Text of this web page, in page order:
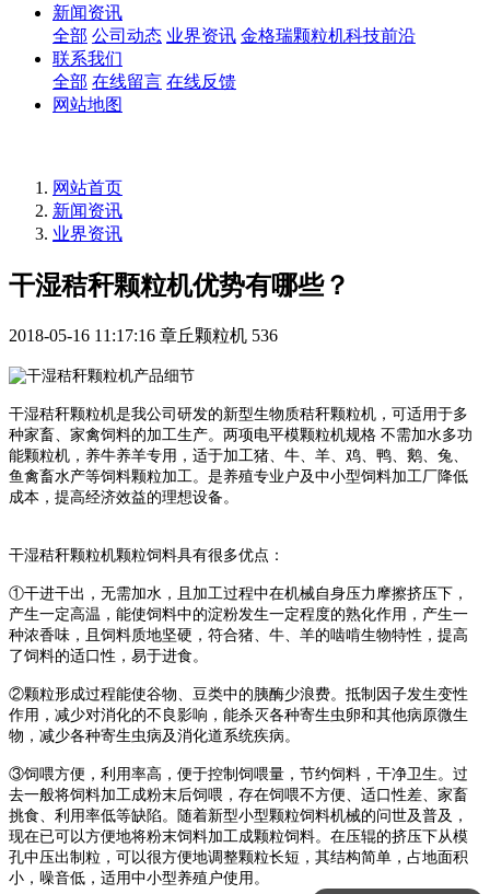
新闻资讯
全部 公司动态 业界资讯 金格瑞颗粒机科技前沿
联系我们
全部 在线留言 在线反馈
网站地图
网站首页
新闻资讯
业界资讯
干湿秸秆颗粒机优势有哪些？
2018-05-16 11:17:16 章丘颗粒机 536
干湿秸秆颗粒机是我公司研发的新型生物质秸秆颗粒机，可适用于多
种家畜、家禽饲料的加工生产。两项电平模颗粒机规格 不需加水多功
能颗粒机，养牛养羊专用，适于加工猪、牛、羊、鸡、鸭、鹅、兔、
鱼禽畜水产等饲料颗粒加工。是养殖专业户及中小型饲料加工厂降低
成本，提高经济效益的理想设备。
干湿秸秆颗粒机颗粒饲料具有很多优点：
①干进干出，无需加水，且加工过程中在机械自身压力摩擦挤压下，
产生一定高温，能使饲料中的淀粉发生一定程度的熟化作用，产生一
种浓香味，且饲料质地坚硬，符合猪、牛、羊的啮啃生物特性，提高
了饲料的适口性，易于进食。
②颗粒形成过程能使谷物、豆类中的胰酶少浪费。抵制因子发生变性
作用，减少对消化的不良影响，能杀灭各种寄生虫卵和其他病原微生
物，减少各种寄生虫病及消化道系统疾病。
③饲喂方便，利用率高，便于控制饲喂量，节约饲料，干净卫生。过
去一般将饲料加工成粉末后饲喂，存在饲喂不方便、适口性差、家畜
挑食、利用率低等缺陷。随着新型小型颗粒饲料机械的问世及普及，
现在已可以方便地将粉末饲料加工成颗粒饲料。在压辊的挤压下从模
孔中压出制粒，可以很方便地调整颗粒长短，其结构简单，占地面积
小，噪音低，适用中小型养殖户使用。